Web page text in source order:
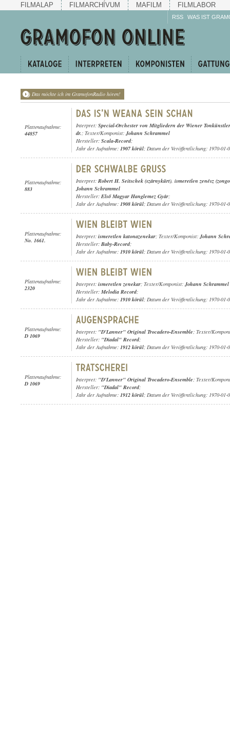
FILMALAP FILMARCHÍVUM MAFILM FILMLABOR
RSS WAS IST
Das möchte ich im GramofonRadio hören!
Plattenaufnahme:
44857
Interpret: Special-Orchester von Mitgliedern der Wiener Tonkünstler
dr.; Texter/Komponist:Johann Schrammel
Hersteller: Scala-Record;
Jahr der Aufnahme: 1907 körül; Datum der Veröffentlichung: 1970-01-
Plattenaufnahme:
883
Interpret: Robert H. Seitschek (szárnykürt), ismeretlen zenész
Johann Schrammel
Hersteller: Első Magyar Hanglemez Gyár;
Jahr der Aufnahme: 1908 körül; Datum der Veröffentlichung: 1970-01-
Plattenaufnahme:
No. 1661.
Interpret: ismeretlen katonazenekar; Texter/Komponist:Johann
Hersteller: Baby-Record;
Jahr der Aufnahme: 1910 körül; Datum der Veröffentlichung: 1970-01-
Plattenaufnahme:
2320
Interpret: ismeretlen zenekar; Texter/Komponist:Johann Schrammel
Hersteller: Melodia Record;
Jahr der Aufnahme: 1910 körül; Datum der Veröffentlichung: 1970-01-
Plattenaufnahme:
D 1069
Interpret: "D'Lanner" Original Trocadero-Ensemble; Texter/
Hersteller: "Diadal" Record;
Jahr der Aufnahme: 1912 körül; Datum der Veröffentlichung: 1970-01-
Plattenaufnahme:
D 1069
Interpret: "D'Lanner" Original Trocadero-Ensemble; Texter/
Hersteller: "Diadal" Record;
Jahr der Aufnahme: 1912 körül; Datum der Veröffentlichung: 1970-01-